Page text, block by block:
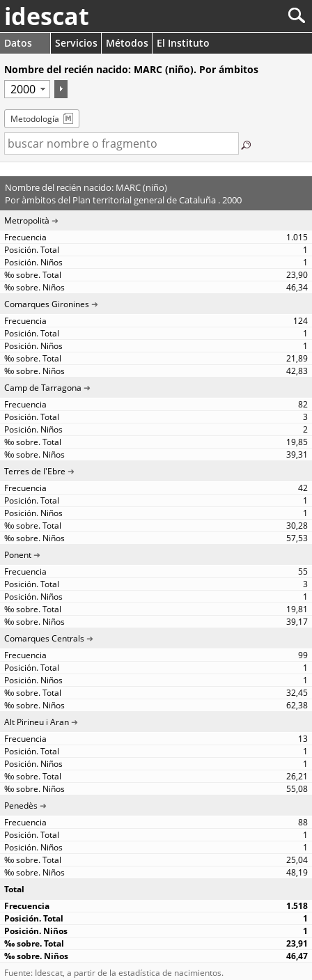
idescat
Datos Servicios Métodos
El Instituto
Nombre del recién nacido: MARC (niño). Por ámbitos
Metodología
Nombre del recién nacido: MARC (niño)
Por àmbitos del Plan territorial general de Cataluña . 2000
Metropolità
1.015
1
1
23,90
46,34
Comarques Gironines
124
1
1
21,89
42,83
Camp de Tarragona
82
3
2
19,85
39,31
Terres de l'Ebre
42
1
1
30,28
57,53
Ponent
55
3
1
19,81
39,17
Comarques Centrals
99
1
1
32,45
62,38
Alt Pirineu i Aran
13
1
1
26,21
55,08
Penedès
88
1
1
25,04
48,19
Total
1.518
1
1
23,91
46,47
Fuente: Idescat, a partir de la estadística de nacimientos.